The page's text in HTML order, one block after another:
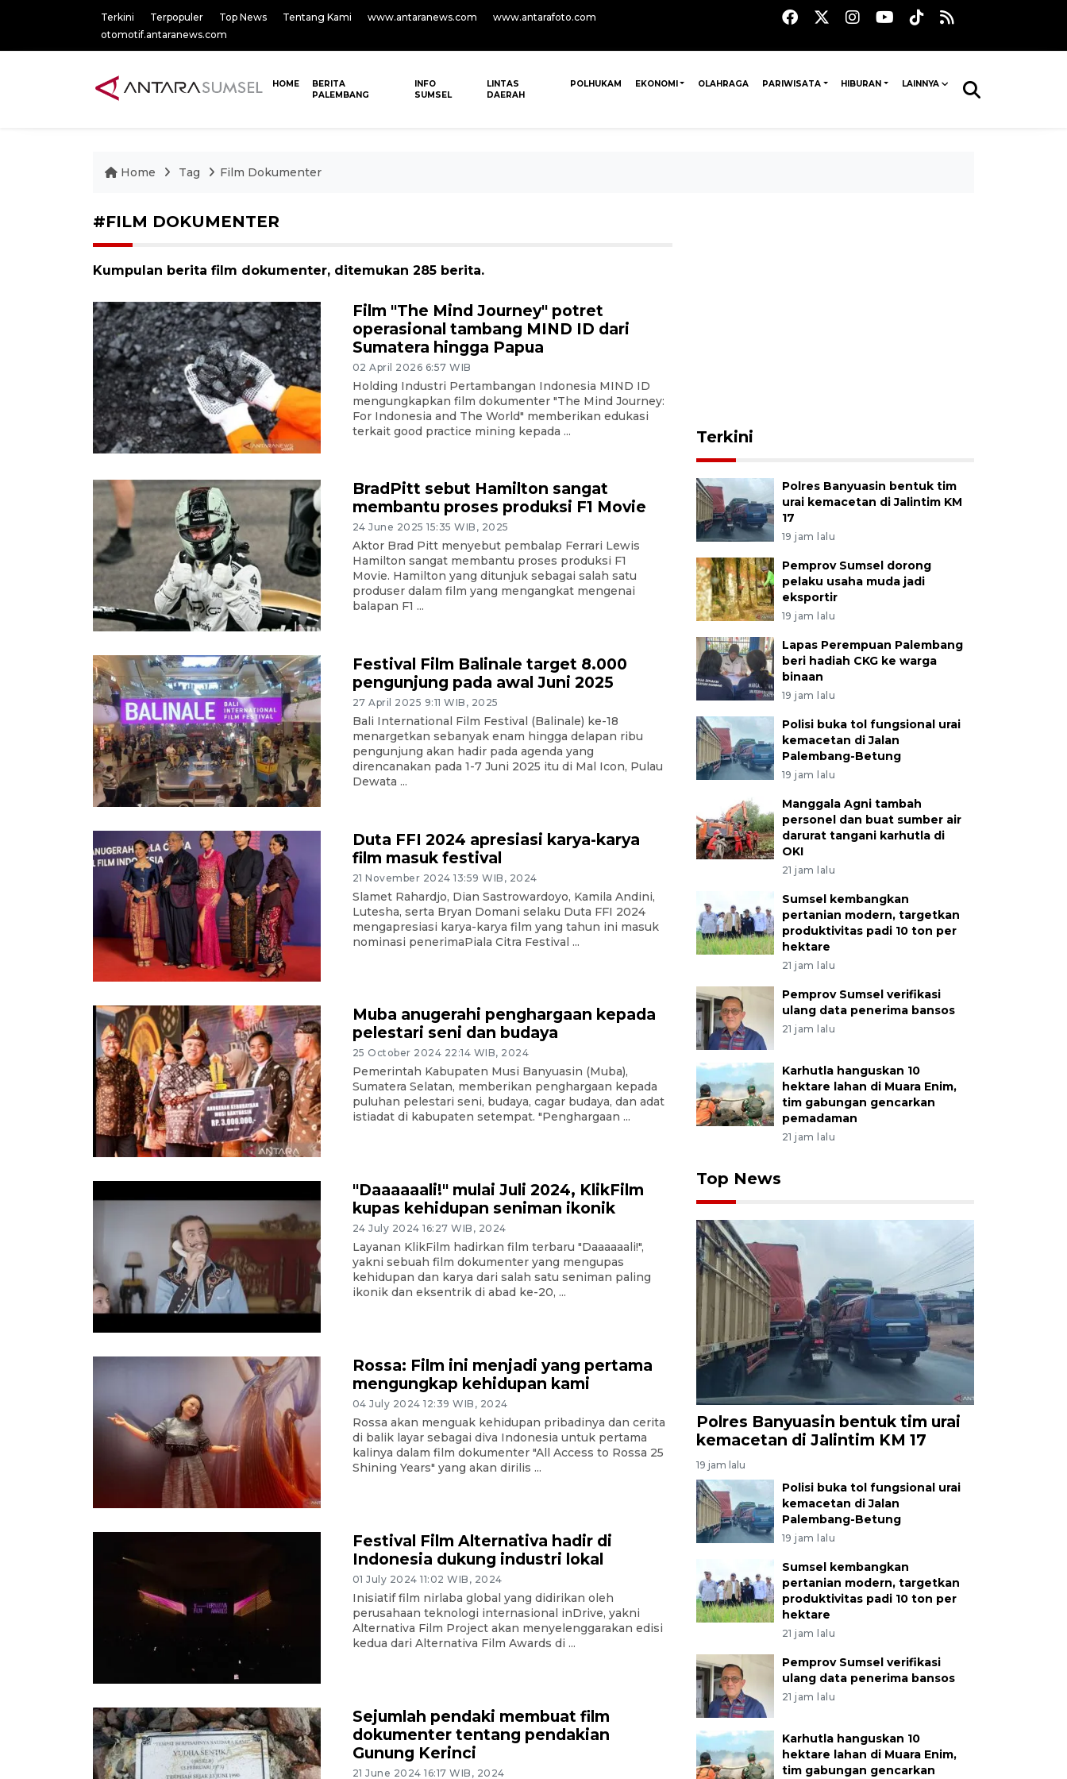
Terkini Terpopuler Top News Tentang Kami www.antaranews.com
www.antarafoto.com
otomotif.antaranews.com
HOME
BERITA
PALEMBANG
INFO
SUMSEL
LINTAS
DAERAH
POLHUKAM EKONOMI OLAHRAGA PARIWISATA HIBURAN LAINNYA
Home Tag Film Dokumenter
#FILM DOKUMENTER
Kumpulan berita film dokumenter, ditemukan 285 berita.
Film "The Mind Journey" potret
operasional tambang MIND ID dari
Sumatera hingga Papua
02 April 2026 6:57 WIB
Holding Industri Pertambangan Indonesia MIND ID
mengungkapkan film dokumenter "The Mind Journey:
For Indonesia and The World" memberikan edukasi
terkait good practice mining kepada ...
BradPitt sebut Hamilton sangat
membantu proses produksi F1 Movie
24 June 2025 15:35 WIB, 2025
Aktor Brad Pitt menyebut pembalap Ferrari Lewis
Hamilton sangat membantu proses produksi F1
Movie. Hamilton yang ditunjuk sebagai salah satu
produser dalam film yang mengangkat mengenai
balapan F1 ...
Festival Film Balinale target 8.000
pengunjung pada awal Juni 2025
27 April 2025 9:11 WIB, 2025
Bali International Film Festival (Balinale) ke-18
menargetkan sebanyak enam hingga delapan ribu
pengunjung akan hadir pada agenda yang
direncanakan pada 1-7 Juni 2025 itu di Mal Icon, Pulau
Dewata ...
Duta FFI 2024 apresiasi karya-karya
film masuk festival
21 November 2024 13:59 WIB, 2024
Slamet Rahardjo, Dian Sastrowardoyo, Kamila Andini,
Lutesha, serta Bryan Domani selaku Duta FFI 2024
mengapresiasi karya-karya film yang tahun ini masuk
nominasi penerimaPiala Citra Festival ...
Muba anugerahi penghargaan kepada
pelestari seni dan budaya
25 October 2024 22:14 WIB, 2024
Pemerintah Kabupaten Musi Banyuasin (Muba),
Sumatera Selatan, memberikan penghargaan kepada
puluhan pelestari seni, budaya, cagar budaya, dan adat
istiadat di kabupaten setempat. "Penghargaan ...
"Daaaaaali!" mulai Juli 2024, KlikFilm
kupas kehidupan seniman ikonik
24 July 2024 16:27 WIB, 2024
Layanan KlikFilm hadirkan film terbaru "Daaaaaali!",
yakni sebuah film dokumenter yang mengupas
kehidupan dan karya dari salah satu seniman paling
ikonik dan eksentrik di abad ke-20, ...
Rossa: Film ini menjadi yang pertama
mengungkap kehidupan kami
04 July 2024 12:39 WIB, 2024
Rossa akan menguak kehidupan pribadinya dan cerita
di balik layar sebagai diva Indonesia untuk pertama
kalinya dalam film dokumenter "All Access to Rossa 25
Shining Years" yang akan dirilis ...
Festival Film Alternativa hadir di
Indonesia dukung industri lokal
01 July 2024 11:02 WIB, 2024
Inisiatif film nirlaba global yang didirikan oleh
perusahaan teknologi internasional inDrive, yakni
Alternativa Film Project akan menyelenggarakan edisi
kedua dari Alternativa Film Awards di ...
Sejumlah pendaki membuat film
dokumenter tentang pendakian
Gunung Kerinci
21 June 2024 16:17 WIB, 2024
Terkini
Polres Banyuasin bentuk tim
urai kemacetan di Jalintim KM
17
19 jam lalu
Pemprov Sumsel dorong
pelaku usaha muda jadi
eksportir
19 jam lalu
Lapas Perempuan Palembang
beri hadiah CKG ke warga
binaan
19 jam lalu
Polisi buka tol fungsional urai
kemacetan di Jalan
Palembang-Betung
19 jam lalu
Manggala Agni tambah
personel dan buat sumber air
darurat tangani karhutla di
OKI
21 jam lalu
Sumsel kembangkan
pertanian modern, targetkan
produktivitas padi 10 ton per
hektare
21 jam lalu
Pemprov Sumsel verifikasi
ulang data penerima bansos
21 jam lalu
Karhutla hanguskan 10
hektare lahan di Muara Enim,
tim gabungan gencarkan
pemadaman
21 jam lalu
Top News
Polres Banyuasin bentuk tim urai
kemacetan di Jalintim KM 17
19 jam lalu
Polisi buka tol fungsional urai
kemacetan di Jalan
Palembang-Betung
19 jam lalu
Sumsel kembangkan
pertanian modern, targetkan
produktivitas padi 10 ton per
hektare
21 jam lalu
Pemprov Sumsel verifikasi
ulang data penerima bansos
21 jam lalu
Karhutla hanguskan 10
hektare lahan di Muara Enim,
tim gabungan gencarkan